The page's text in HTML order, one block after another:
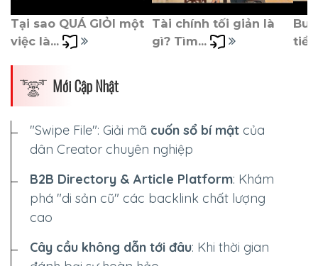
Tại sao QUÁ GIỎI một
việc là...
Tài chính tối giản là
gì? Tìm...
Mới Cập Nhật
"Swipe File": Giải mã cuốn sổ bí mật của
dân Creator chuyên nghiệp
B2B Directory & Article Platform: Khám
phá "di sản cũ" các backlink chất lượng
cao
Cây cầu không dẫn tới đâu: Khi thời gian